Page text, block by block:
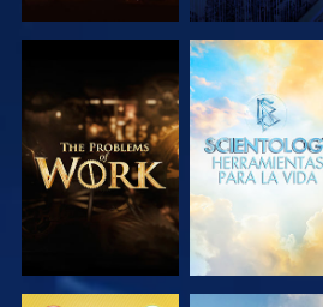
EXPLORA LAS
SERIES
EXPLORA LAS
SERIES